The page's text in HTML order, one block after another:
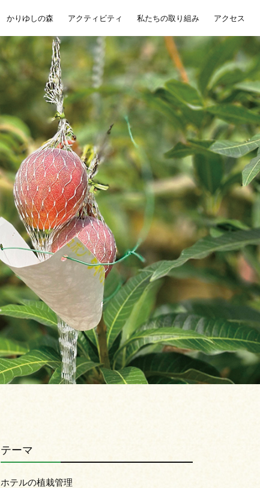
かりゆしの森 アクティビティ 私たちの取り組み アクセス
テーマ
ホテルの植栽管理